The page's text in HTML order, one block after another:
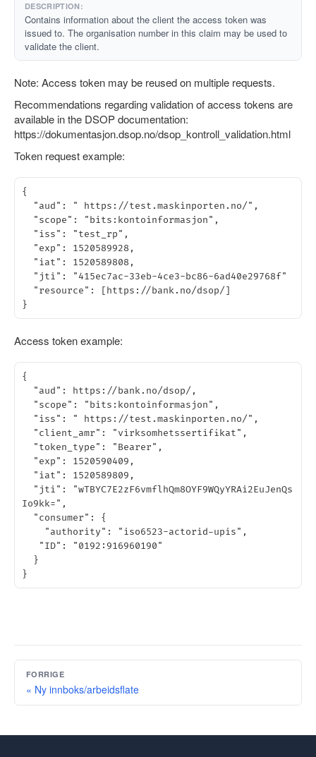
Contains information about the client the access token was
issued to. The organisation number in this claim may be used to
validate the client.
Note: Access token may be reused on multiple requests.
Recommendations regarding validation of access tokens are
available in the DSOP documentation:
https://dokumentasjon.dsop.no/dsop_kontroll_validation.html
Token request example:
{
Access token example:
{
Io9kk=",
FORRIGE
« Ny innboks/arbeidsflate